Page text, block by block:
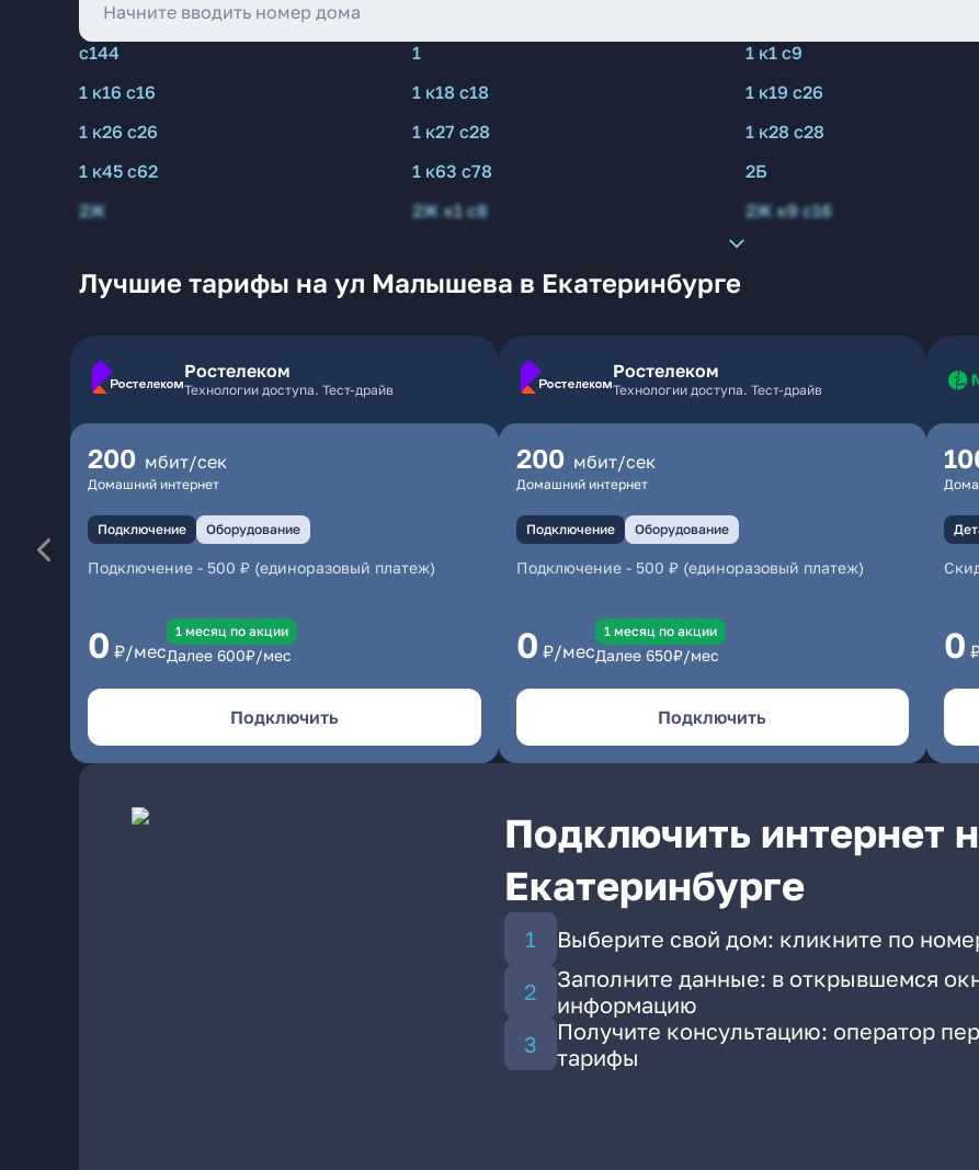
с144 1 1 к1 с9
1 к16 с16
1 к18 с18 1 к19 с26
1 к26 с26
1 к27 с28 1 к28 с28
1 к45 с62
1 к63 с78 2Б
2Ж
2Ж к1 с8 2Ж к9 с16
Лучшие тарифы на ул Малышева в Екатеринбурге
Ростелеком
Технологии доступа. Тест-драйв
200 мбит/сек
Домашний интернет
Подключение Оборудование
Подключение - 500 ₽ (единоразовый платеж)
0 ₽/мес
1 месяц по акции
Далее 600₽/мес
Подключить
Ростелеком
Технологии доступа. Тест-драйв
200 мбит/сек
Домашний интернет
Подключение Оборудование
Подключение- 500 ₽ (единоразовый платеж)
0 ₽/мес
1 месяц по акции
Далее 650₽/мес
Подключить
0
Подключить интернет
Екатеринбурге
Выберите свой дом: кликните по
Заполните данные: в открывшемся
информацию
Получите консультацию: оператор
тарифы